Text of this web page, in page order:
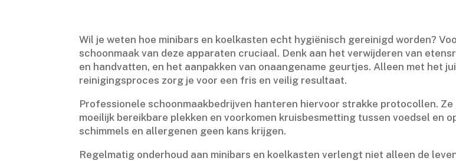
Wil je weten hoe minibars en koelkasten echt hygiënisch gereinigd worden?
schoonmaak van deze apparaten cruciaal.​ Denk aan het verwijderen van
en handvatten, en het aanpakken van onaangename geurtjes.​ Alleen met het
reinigingsproces zorg je voor een fris en veilig resultaat.​
Professionele schoonmaakbedrijven hanteren hiervoor strakke protocollen.​
moeilijk bereikbare plekken en voorkomen kruisbesmetting tussen voedsel en
schimmels en allergenen geen kans krijgen.​
Regelmatig onderhoud aan minibars en koelkasten verlengt niet alleen de